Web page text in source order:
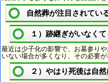
自然葬が注目されてい
１）跡継ぎがいなく
最近は少子化の影響で、お墓参り
いない場合が多くなり、その必要
２）やはり死後は自